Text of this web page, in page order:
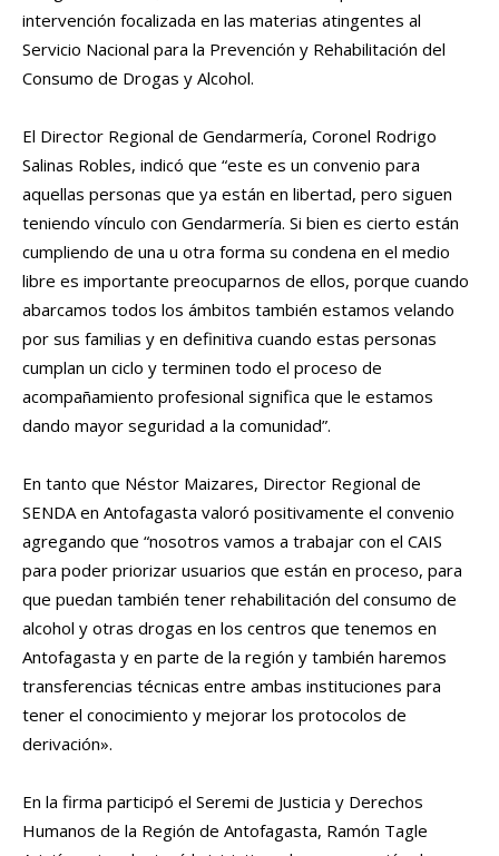
intervención focalizada en las materias atingentes al
Servicio Nacional para la Prevención y Rehabilitación del
Consumo de Drogas y Alcohol.
El Director Regional de Gendarmería, Coronel Rodrigo
Salinas Robles, indicó que “este es un convenio para
aquellas personas que ya están en libertad, pero siguen
teniendo vínculo con Gendarmería. Si bien es cierto están
cumpliendo de una u otra forma su condena en el medio
libre es importante preocuparnos de ellos, porque cuando
abarcamos todos los ámbitos también estamos velando
por sus familias y en definitiva cuando estas personas
cumplan un ciclo y terminen todo el proceso de
acompañamiento profesional significa que le estamos
dando mayor seguridad a la comunidad”.
En tanto que Néstor Maizares, Director Regional de
SENDA en Antofagasta valoró positivamente el convenio
agregando que “nosotros vamos a trabajar con el CAIS
para poder priorizar usuarios que están en proceso, para
que puedan también tener rehabilitación del consumo de
alcohol y otras drogas en los centros que tenemos en
Antofagasta y en parte de la región y también haremos
transferencias técnicas entre ambas instituciones para
tener el conocimiento y mejorar los protocolos de
derivación».
En la firma participó el Seremi de Justicia y Derechos
Humanos de la Región de Antofagasta, Ramón Tagle